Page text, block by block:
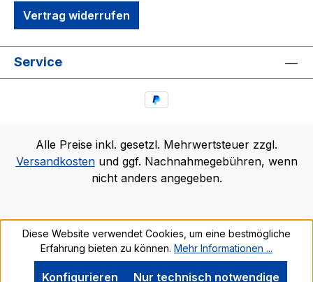
Vertrag widerrufen
Service
Alle Preise inkl. gesetzl. Mehrwertsteuer zzgl.
Versandkostenund ggf. Nachnahmegebühren, wenn
nicht anders angegeben.
Diese Website verwendet Cookies, um eine bestmögliche
Erfahrung bieten zu können. Mehr Informationen ...
Nur technisch notwendige
Konfigurieren